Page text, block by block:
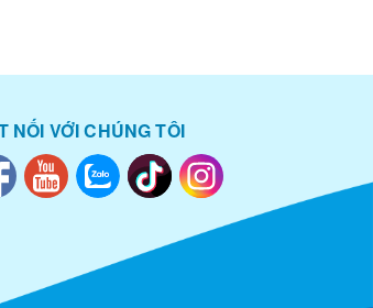
NỐI VỚI CHÚNG TÔI